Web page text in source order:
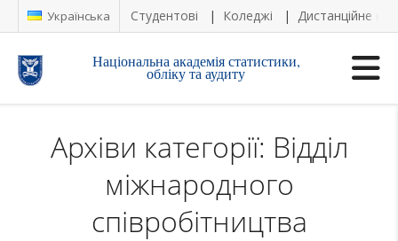
Українська Студентові Коледжі Дистанційне
Національна академія статистики,
обліку та аудиту
Архіви категорії: Відділ
міжнародного
співробітництва